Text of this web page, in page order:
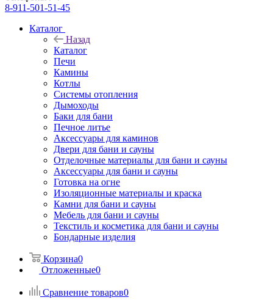
8-911-501-51-45
Каталог
Назад
Каталог
Печи
Камины
Котлы
Системы отопления
Дымоходы
Баки для бани
Печное литье
Аксессуары для каминов
Двери для бани и сауны
Отделочные материалы для бани и сауны
Аксессуары для бани и сауны
Готовка на огне
Изоляционные материалы и краска
Камни для бани и сауны
Мебель для бани и сауны
Текстиль и косметика для бани и сауны
Бондарные изделия
Корзина0
Отложенные0
Сравнение товаров0